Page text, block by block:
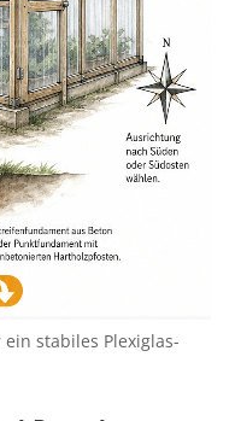
stabiles Plexiglas-